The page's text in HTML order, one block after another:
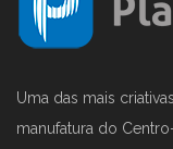
Uma das mais
manufatura do